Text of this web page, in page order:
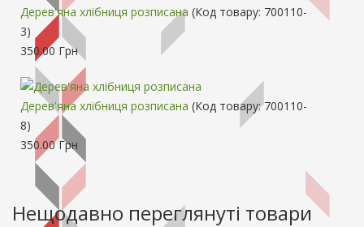
Дерев'яна хлібниця розписана (Код товару: 700110-
3)
350.00 Грн
Дерев'яна хлібниця розписана (Код товару:700110-
8)
350.00 Грн
Нещодавно переглянуті товари